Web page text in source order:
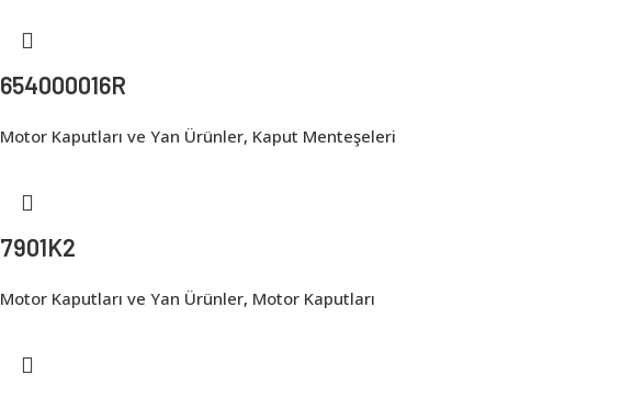
654000016R
Motor Kaputları ve Yan Ürünler, Kaput Menteşeleri
7901K2
Motor Kaputları ve Yan Ürünler, Motor Kaputları